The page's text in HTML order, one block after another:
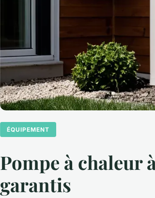
ÉQUIPEMENT
Pompe à chaleur
garantis